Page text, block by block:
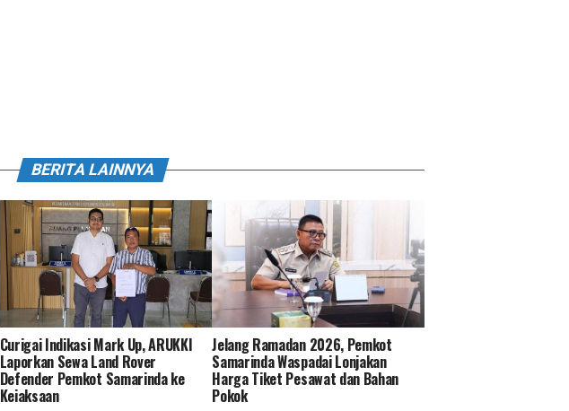
BERITA LAINNYA
Curigai Indikasi Mark Up, ARUKKI
Laporkan Sewa Land Rover
Defender Pemkot Samarinda ke
Kejaksaan
Jelang Ramadan 2026, Pemkot
Samarinda Waspadai Lonjakan
Harga Tiket Pesawat dan Bahan
Pokok